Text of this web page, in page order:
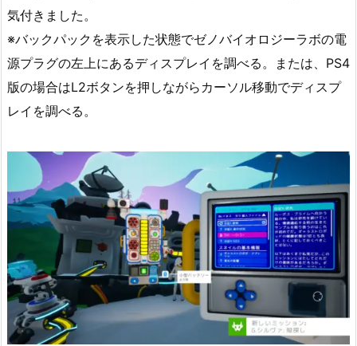
気付きました。
※バックパックを表示した状態でゼノバイオロジーラボの電
源プラグの左上にあるディスプレイを調べる。または、PS4
版の場合はL2ボタンを押しながらカーソル移動でディスプ
レイを調べる。